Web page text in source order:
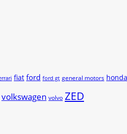
fiat ford ford gt general motors honda
volkswagen volvo ZED